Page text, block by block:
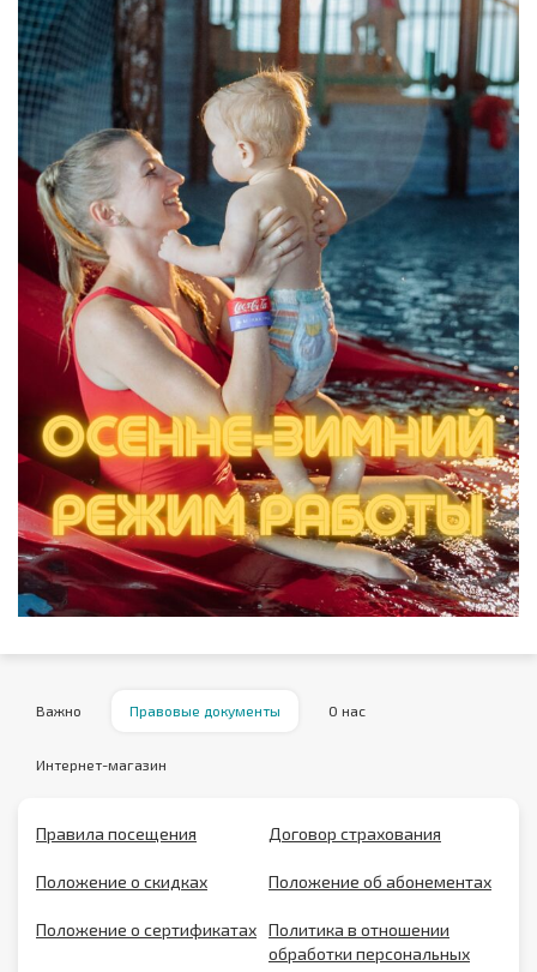
Важно Правовые документы О нас
Интернет-магазин
Правила посещения Договор страхования
Положение о скидках Положение об абонементах
Положение о сертификатах Политика в отношении
обработки персональных